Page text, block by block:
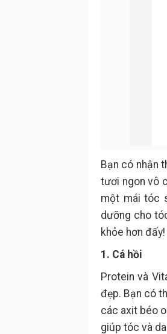
Bạn có nhận
tươi ngon vô
một mái tóc
dưỡng cho
khỏe hơn đấy!
1. Cá hồi
Protein và
đẹp. Bạn có
các axit béo
giúp tóc và